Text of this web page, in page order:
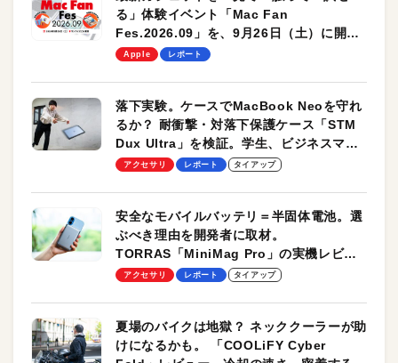
る」体験イベント「Mac Fan
Fes.2026.09」を、9月26日（土）に開催
します！
Apple レポート
落下実験。ケースでMacBook Neoを守れ
るか？ 耐衝撃・対落下保護ケース「STM
Dux Ultra」を検証。学生、ビジネスマン
のモバイルユースに最適！
アクセサリ レポート タイアップ
安全なモバイルバッテリ＝半固体電池。選
ぶべき理由を開発者に取材。
TORRAS「MiniMag Pro」の実機レビュ
ーも
アクセサリ レポート タイアップ
夏場のバイクは地獄？ ネッククーラーが助
けになるかも。 「COOLiFY Cyber